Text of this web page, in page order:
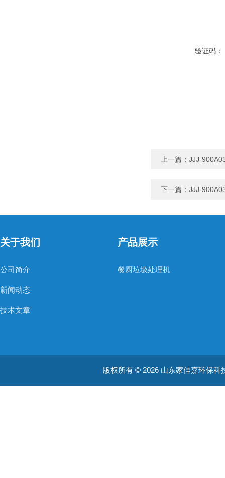
验证码：
上一篇： JJJ-
下一篇： JJJ-
关于我们
公司简介
新闻动态
技术文章
产品展示
餐厨垃圾处理机
版权所有 © 2026 山东家佳嘉环保